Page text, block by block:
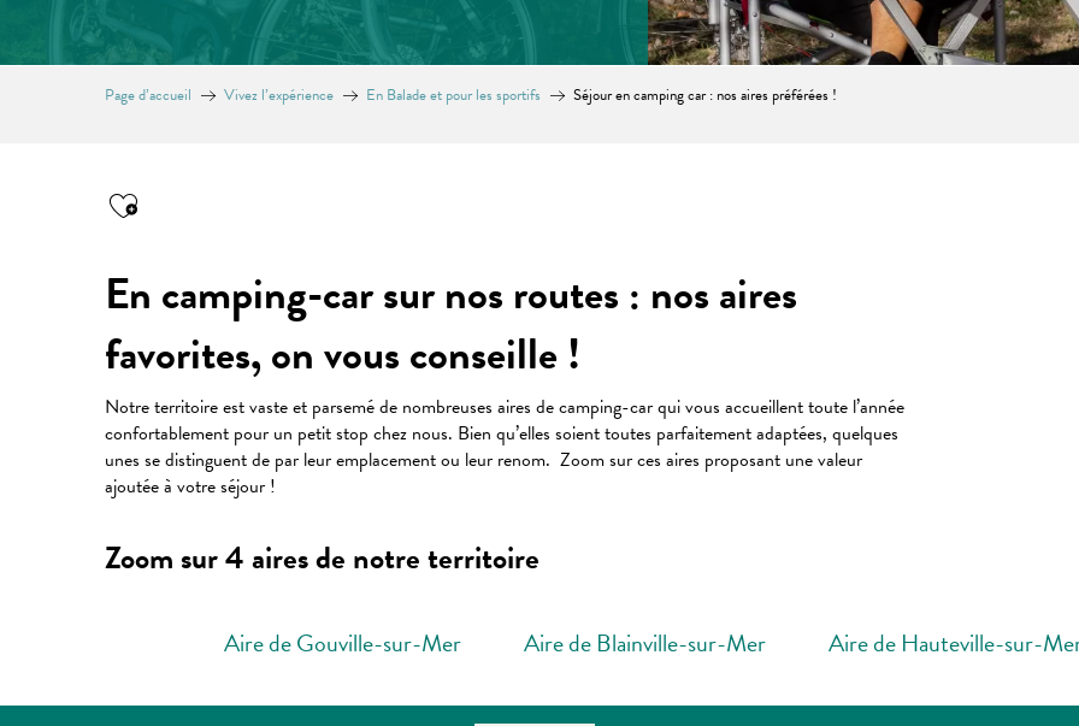
Page d’accueil Vivez l’expérience En Balade et pour les sportifs Séjour en camping car : nos aires préférées !
En camping-car sur nos routes : nos aires
favorites, on vous conseille !
Notre territoire est vaste et parsemé de nombreuses aires de camping-car qui vous accueillent toute l’année
confortablement pour un petit stop chez nous. Bien qu’elles soient toutes parfaitement adaptées, quelques
unes se distinguent de par leur emplacement ou leur renom. Zoom sur ces aires proposant une valeur
ajoutée à votre séjour !
Zoom sur 4 aires de notre territoire
Aire de Gouville-sur-Mer Aire de Blainville-sur-Mer Aire de Hauteville-sur-